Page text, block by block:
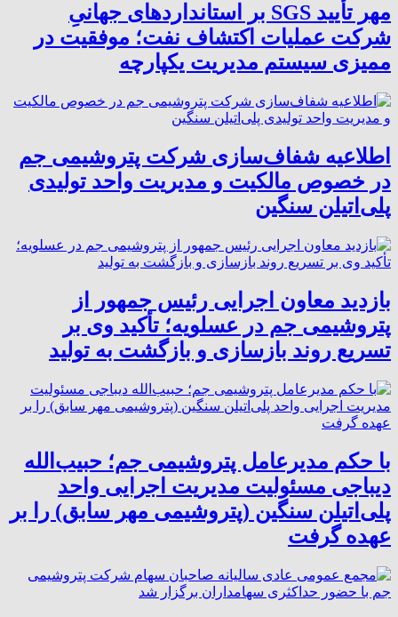
مهر تأیید SGS بر استانداردهای جهانیِ
شرکت عملیات اکتشاف نفت؛ موفقیت در
ممیزی سیستم مدیریت یکپارچه
اطلاعیه شفاف‌سازی شرکت پتروشیمی جم
در خصوص مالکیت و مدیریت واحد تولیدی
پلی‌اتیلن سنگین
بازدید معاون اجرایی رئیس جمهور از
پتروشیمی جم در عسلویه؛ تأکید وی بر
تسریع روند بازسازی و بازگشت به تولید
با حکم مدیرعامل پتروشیمی جم؛ حبیب‌الله
دیباجی مسئولیت مدیریت اجرایی واحد
پلی‌اتیلن سنگین (پتروشیمی مهر سابق) را بر
عهده گرفت